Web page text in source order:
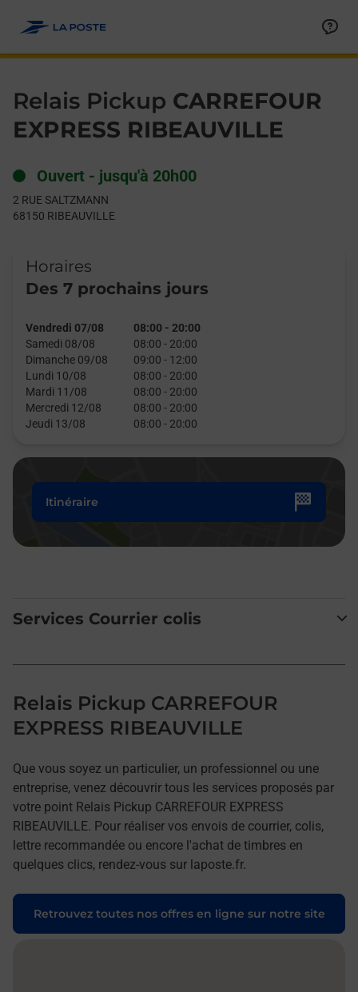
Relais Pickup CARREFOUR
EXPRESS RIBEAUVILLE
Ouvert - jusqu'à 20h00
2 RUE SALTZMANN
68150 RIBEAUVILLE
Horaires
Des 7 prochains jours
Vendredi 07/08 08:00 - 20:00
Samedi 08/08
08:00 - 20:00
Dimanche 09/08
09:00 - 12:00
Lundi 10/08
08:00 - 20:00
Mardi 11/08
08:00 - 20:00
Mercredi 12/08
08:00 - 20:00
Jeudi 13/08
08:00 - 20:00
Itinéraire
Services Courrier colis
Relais Pickup CARREFOUR
EXPRESS RIBEAUVILLE
Que vous soyez un particulier, un professionnel ou une
entreprise, venez découvrir tous les services proposés par
votre point Relais Pickup CARREFOUR EXPRESS
RIBEAUVILLE. Pour réaliser vos envois de courrier, colis,
lettre recommandée ou encore l'achat de timbres en
quelques clics, rendez-vous sur laposte.fr.
Retrouvez toutes nos offres en ligne sur notre site